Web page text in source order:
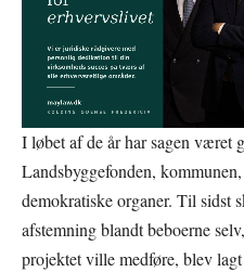
I løbet af de år har sagen været
Landsbyggefonden,
demokratiske organer. Til sidst
afstemning blandt beboerne
projektet ville medføre, blev